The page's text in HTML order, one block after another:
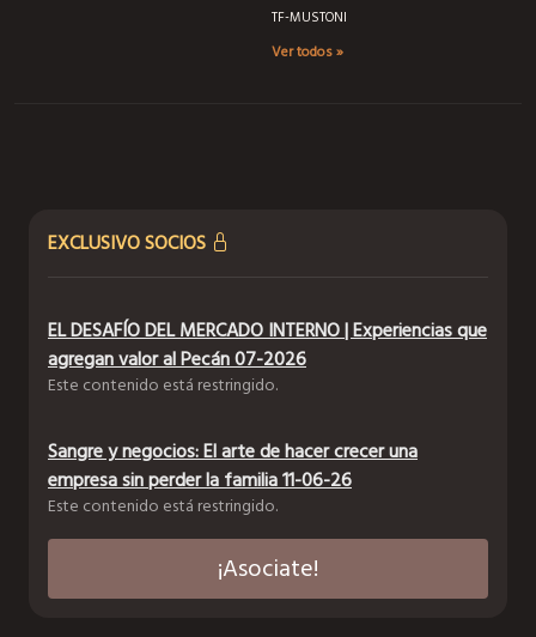
TF-MUSTONI
Ver todos »
EXCLUSIVO SOCIOS
EL DESAFÍO DEL MERCADO INTERNO | Experiencias que
agregan valor al Pecán 07-2026
Este contenido está restringido.
Sangre y negocios: El arte de hacer crecer una
empresa sin perder la familia 11-06-26
Este contenido está restringido.
¡Asociate!